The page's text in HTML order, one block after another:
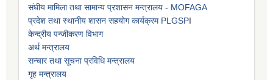
संघीय मामिला तथा सामान्य प्रशासन मन्त्रालय - MOFAGA
प्रदेश तथा स्थानीय शासन सहयोग कार्यक्रम PLGSPI
केन्द्रीय पन्जीकरण विभाग
अर्थ मन्त्रालय
सन्चार तथा सूचना प्रविधि मन्त्रालय
गृह मन्त्रालय